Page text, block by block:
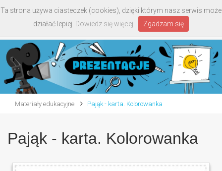
Materiały edukacyjne Pająk - karta. Kolorowanka
Pająk - karta. Kolorowanka
Ta strona używa ciasteczek (cookies), dzięki którym nasz serwis może
działać lepiej. Dowiedz się więcej Zgadzam się